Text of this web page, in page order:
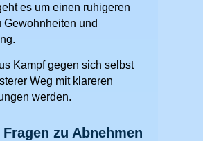
es um einen ruhigeren
Gewohnheiten und
Kampf gegen sich selbst
Weg mit klareren
werden.
zu Abnehmen